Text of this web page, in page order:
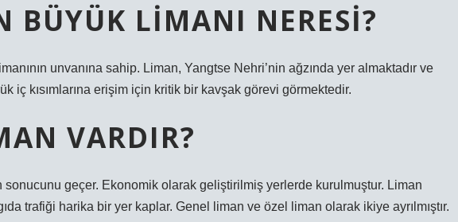
BÜYÜK LIMANI NERESI?
unvanına sahip. Liman, Yangtse Nehri’nin ağzında yer almaktadır ve
iç kısımlarına erişim için kritik bir kavşak görevi görmektedir.
VARDIR?
geçer. Ekonomik olarak geliştirilmiş yerlerde kurulmuştur. Liman
trafiği harika bir yer kaplar. Genel liman ve özel liman olarak ikiye ayrılmıştır.